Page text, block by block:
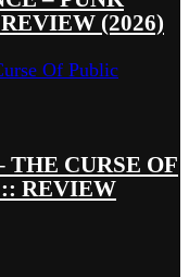
(2026)
CURSE OF
REVIEW